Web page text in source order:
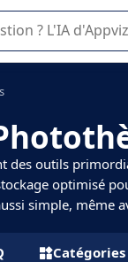
vous guide
des outils
optimisé
simple, même
Catégories